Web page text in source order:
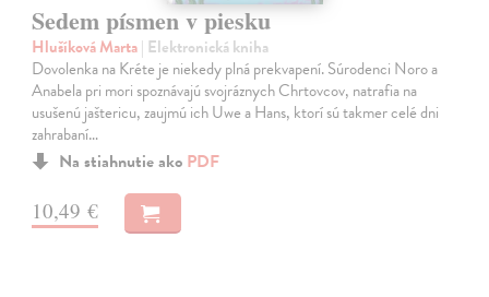
Sedem písmen v piesku
Hlušíková Marta| Elektronická kniha
Dovolenka na Kréte je niekedy plná prekvapení. Súrodenci Noro a
Anabela pri mori spoznávajú svojráznych Chrtovcov, natrafia na
usušenú jaštericu, zaujmú ich Uwe a Hans, ktorí sú takmer celé dni
zahrabaní…
Na stiahnutie ako PDF
10,49 €